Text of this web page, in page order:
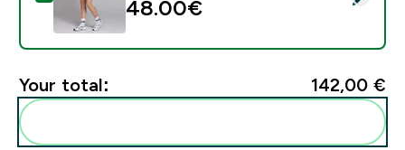
48.00€‎
Your total: 142,00 €‎